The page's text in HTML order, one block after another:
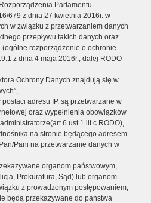
Parlamentu
679 z dnia 27 kwietnia 2016r. w
w związku z przetwarzaniem danych
przepływu takich danych oraz
rozporządzenie o ochronie
z dnia 4 maja 2016r., dalej RODO
Ochrony Danych znajdują się w
adresu IP, są przetwarzane w
oraz wypełnienia obowiązków
ust.1 lit.c RODO),
na stronie będącego adresem
Pani na przetwarzanie danych w
organom państwowym,
Prokuratura, Sąd) lub organom
z prowadzonym postępowaniem,
będą przekazywane do państwa